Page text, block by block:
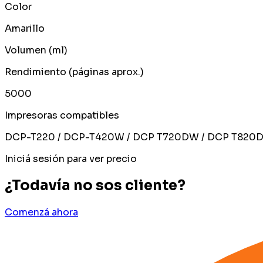
Color
Amarillo
Volumen (ml)
Rendimiento (páginas aprox.)
5000
Impresoras compatibles
DCP-T220 / DCP-T420W / DCP T720DW / DCP
Iniciá sesión para ver precio
¿Todavía no sos cliente?
Comenzá ahora